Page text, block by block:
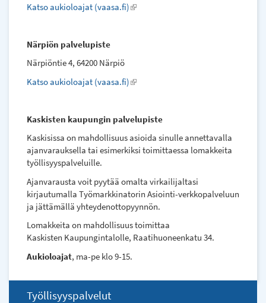
Katso aukioloajat (vaasa.fi)(link
Närpiön palvelupiste
Närpiöntie 4, 64200 Närpiö
Katso aukioloajat (vaasa.fi)(link
Kaskisten kaupungin palvelupiste
Kaskisissa on mahdollisuus asioida sinulle annettavalla
ajanvarauksella tai esimerkiksi toimittaessa lomakkeita
työllisyyspalveluille.
Ajanvarausta voit pyytää omalta virkailijaltasi
kirjautumalla Työmarkkinatorin Asiointi-verkkopalveluun
ja jättämällä yhteydenottopyynnön.
Lomakkeita on mahdollisuus toimittaa
Kaskisten Kaupungintalolle, Raatihuoneenkatu 34.
Aukioloajat, ma-pe klo 9-15.
Työllisyyspalvelut